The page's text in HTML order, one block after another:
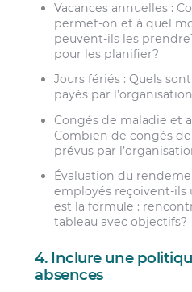
Vacances annuelles :
permet-on et à quel
peuvent-ils les
pour les planifier?
Jours fériés : Quels
payés par
Congés de maladie et
Combien de congés
prévus par
Évaluation du
employés reçoivent-ils
est la formule :
tableau avec objectifs?
4. Inclure une
absences